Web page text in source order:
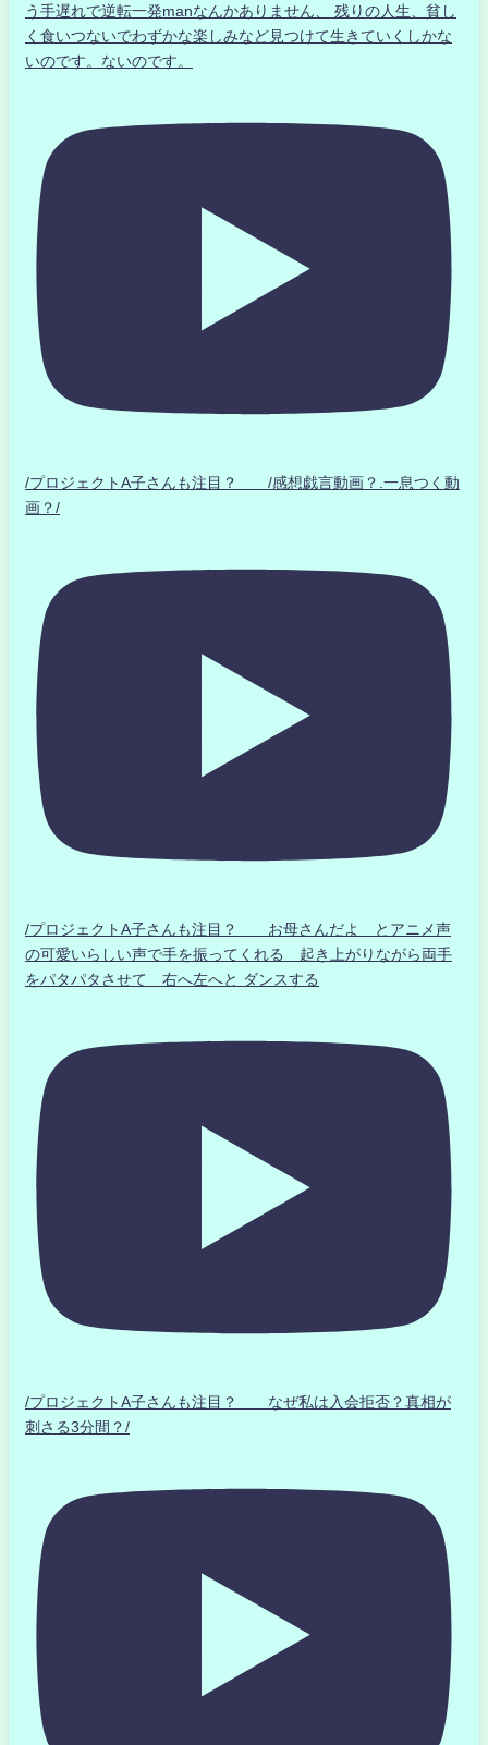
う手遅れで逆転一発manなんかありません、 残りの人生、貧し
く食いつないでわずかな楽しみなど見つけて生きていくしかな
いのです。ないのです。
/プロジェクトA子さんも注目？ /感想戯言動画？.一息つく動
画？/
/プロジェクトA子さんも注目？ お母さんだよ とアニメ声
の可愛いらしい声で手を振ってくれる 起き上がりながら両手
をパタパタさせて 右へ左へと ダンスする
/プロジェクトA子さんも注目？ なぜ私は入会拒否？真相が
刺さる3分間？/